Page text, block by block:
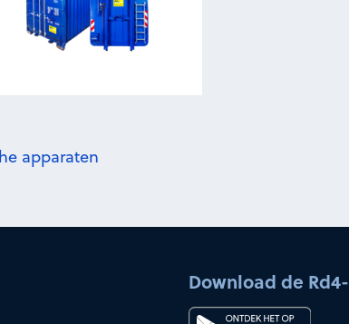
apparaten
Download de